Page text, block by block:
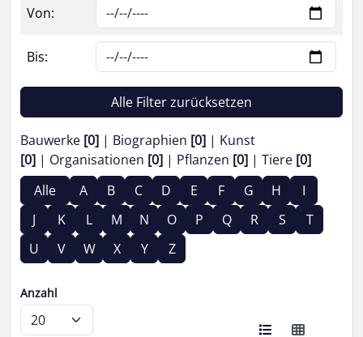
Von:
Bis:
Alle Filter zurücksetzen
Bauwerke [0] Biographien [0]
Kunst
[0]
Organisationen [0] Pflanzen [0] Tiere [0]
Alle
A B C D E F G H
I
J
K L M N O P Q R S
T
U
V W X Y Z
Anzahl